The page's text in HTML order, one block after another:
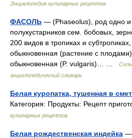
Энциклопедия кулинарных рецептов
ФАСОЛЬ — (Phaseolus), род одно и
полукустарников сем. бобовых,
200 видов в тропиках и
обыкновенная (растение с
обыкновенная (P. vulgaris)… …
энциклопедический словарь
Белая куропатка, тушенная в
Категория: Продукты: Рецепт
кулинарных рецептов
Белая рождественская индейка —